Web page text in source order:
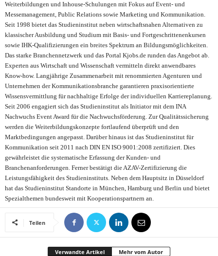
Weiterbildungen und Inhouse-Schulungen mit Fokus auf Event- und
Messemanagement, Public Relations sowie Marketing und Kommunikation.
Seit 1998 bietet das Studieninstitut neben wirtschaftsnahen Alternativen zu
klassischer Ausbildung und Studium mit Basis- und Fortgeschrittenenkursen
sowie IHK-Qualifizierungen ein breites Spektrum an Bildungsmöglichkeiten.
Das starke Branchennetzwerk und das Portal Kjobs.de runden das Angebot ab.
Experten aus Wirtschaft und Wissenschaft vermitteln direkt anwendbares
Know-how. Langjährige Zusammenarbeit mit renommierten Agenturen und
Unternehmen der Kommunikationsbranche garantieren praxisorientierte
Wissensvermittlung für nachhaltige Erfolge der individuellen Karriereplanung.
Seit 2006 engagiert sich das Studieninstitut als Initiator mit dem INA
Nachwuchs Event Award für die Nachwuchsförderung. Zur Qualitätssicherung
werden die Weiterbildungskonzepte fortlaufend überprüft und den
Marktbedingungen angepasst. Darüber hinaus ist das Studieninstitut für
Kommunikation seit 2011 nach DIN EN ISO 9001:2008 zertifiziert. Dies
gewährleistet die systematische Erfassung der Kunden- und
Branchenanforderungen. Ferner bestätigt dieAZAV-Zertifizierung die
Leistungsfähigkeit des Studieninstituts. Neben dem Hauptsitz in Düsseldorf
hat das Studieninstitut Standorte in München, Hamburg und Berlin und bietet
Spezialthemen bundesweit mit Kooperationspartnern an.
Teilen
Verwandte Artikel Mehr vom Autor